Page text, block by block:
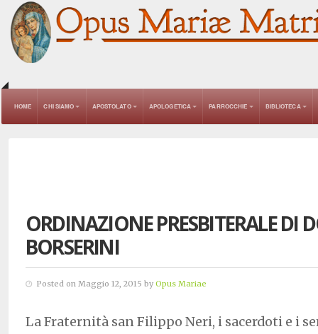
HOME CHI SIAMO APOSTOLATO APOLOGETICA PARROCCHIE BIBLIOTECA
ORDINAZIONE PRESBITERALE DI
BORSERINI
Posted on Maggio 12, 2015 by Opus Mariae
La Fraternità san Filippo Neri, i sacerdoti e i